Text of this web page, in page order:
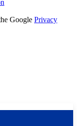
Google Privacy